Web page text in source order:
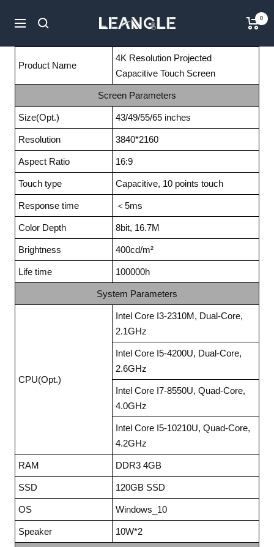
zumNavigation
LGPC 0
Product Name
4K Resolution Projected
Capacitive Touch Screen
Screen Parameters
Size(Opt.) 43/49/55/65 inches
Resolution 3840*2160
Aspect Ratio 16:9
Touch type Capacitive, 10 points touch
Response time ＜5ms
Color Depth 8bit, 16.7M
Brightness 400cd/m²
Life time 100000h
System Parameters
CPU(Opt.)
Intel Core I3-2310M, Dual-Core,
2.1GHz
Intel Core I5-4200U, Dual-Core,
2.6GHz
Intel Core I7-8550U, Quad-Core,
4.0GHz
Intel Core I5-10210U, Quad-Core,
4.2GHz
RAM DDR3 4GB
SSD 120GB SSD
OS Windows_10
Speaker 10W*2